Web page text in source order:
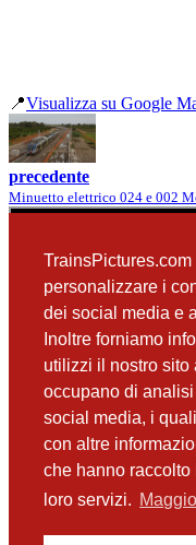
personalizzare i
dei social media e
Inoltre forniamo
utilizzi il nostro sito
occupano di
social media, i
con altre
che hanno
loro servizi.
📍Visualizza su Google
precedente
Minuetto elettrico 024 e 002
📸 Fotografie scattate nei
ALn668 3037
(398 m)
ALn668 3037
ALe501 037 Catenanuova